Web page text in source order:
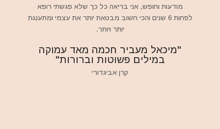
מודעות וחופש, אני בריאה כל כך שלא פגשתי רופא
לפחות 6 שנים והכי חשוב מבטאת יותר את עצמי ומתענגת
יותר ויותר.
"מיכאל מעביר חכמה מאד עמוקה
במילים פשוטות וברורות"
קרן אביגדורי